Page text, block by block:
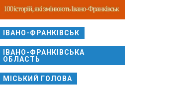
ІВАНО-ФРАНКІВСЬК
ІВАНО-ФРАНКІВСЬКА
ОБЛАСТЬ
МІСЬКИЙ ГОЛОВА